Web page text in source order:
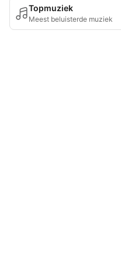
Topmuziek
Meest beluisterde muziek